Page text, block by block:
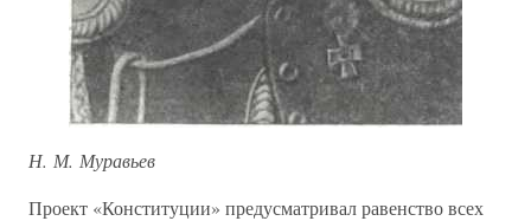
Н. М. Муравьев
Проект «Конституции» предусматривал равенство всех